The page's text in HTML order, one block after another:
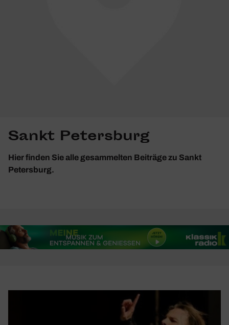
Sankt Petersburg
Hier finden Sie alle gesammelten Beiträge zu Sankt
Petersburg.